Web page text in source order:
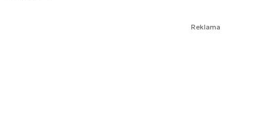
Reklama